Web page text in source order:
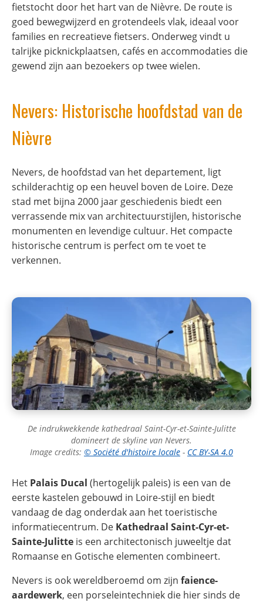
fietstocht door het hart van de Nièvre. De route is
goed bewegwijzerd en grotendeels vlak, ideaal voor
families en recreatieve fietsers. Onderweg vindt u
talrijke picknickplaatsen, cafés en accommodaties die
gewend zijn aan bezoekers op twee wielen.
Nevers: Historische hoofdstad van de
Nièvre
Nevers, de hoofdstad van het departement, ligt
schilderachtig op een heuvel boven de Loire. Deze
stad met bijna 2000 jaar geschiedenis biedt een
verrassende mix van architectuurstijlen, historische
monumenten en levendige cultuur. Het compacte
historische centrum is perfect om te voet te
verkennen.
De indrukwekkende kathedraal Saint-Cyr-et-Sainte-Julitte
domineert de skyline van Nevers.
Image credits: © Société d'histoire locale - CC BY-SA 4.0
Het Palais Ducal (hertogelijk paleis) is een van de
eerste kastelen gebouwd in Loire-stijl en biedt
vandaag de dag onderdak aan het toeristische
informatiecentrum. De Kathedraal Saint-Cyr-et-
Sainte-Julitte is een architectonisch juweeltje dat
Romaanse en Gotische elementen combineert.
Nevers is ook wereldberoemd om zijn faience-
aardewerk, een porseleintechniek die hier sinds de